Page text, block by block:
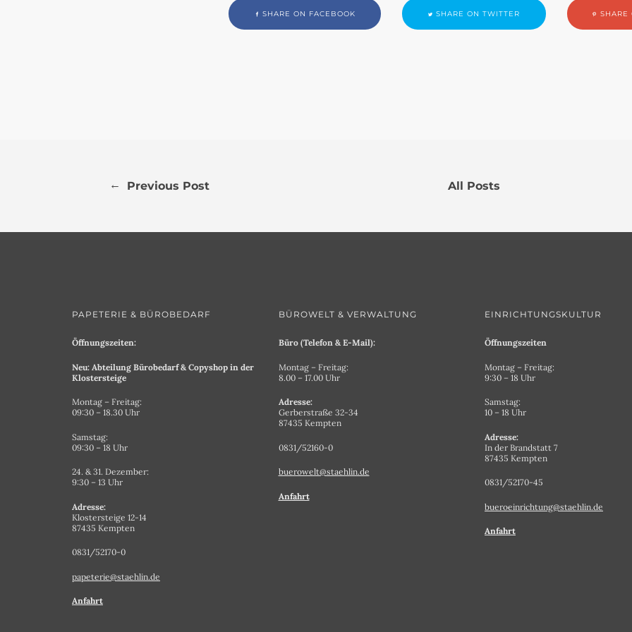
SHARE ON FACEBOOK SHARE ON TWITTER SHARE
← Previous Post All Posts
PAPETERIE & BÜROBEDARF
Öffnungszeiten:
Neu: Abteilung Bürobedarf & Copyshop in der
Klostersteige
Montag – Freitag:
09:30 – 18.30 Uhr
Samstag:
09:30 – 18 Uhr
24. & 31. Dezember:
9:30 – 13 Uhr
Adresse:
Klostersteige 12-14
87435 Kempten
0831/52170-0
papeterie@staehlin.de
Anfahrt
BÜROWELT & VERWALTUNG
Büro (Telefon & E-Mail):
Montag – Freitag:
8.00 – 17.00 Uhr
Adresse:
Gerberstraße 32-34
87435 Kempten
0831/52160-0
buerowelt@staehlin.de
Anfahrt
EINRICHTUNGSKULTUR
Öffnungszeiten
Montag – Freitag:
9:30 – 18 Uhr
Samstag:
10 – 18 Uhr
Adresse:
In der Brandstatt 7
87435 Kempten
0831/52170-45
bueroeinrichtung@staehlin.de
Anfahrt